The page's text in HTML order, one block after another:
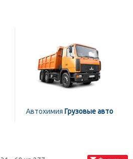
Автохимия Грузовые авто